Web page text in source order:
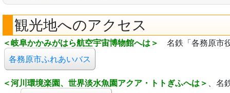
観光地へのアクセス
＜岐阜かかみがはら航空宇宙博物館へは＞
名鉄「各務原市
各務原市ふれあいバス
＜河川環境楽園、世界淡水魚園アクア・トトぎふへは＞
、